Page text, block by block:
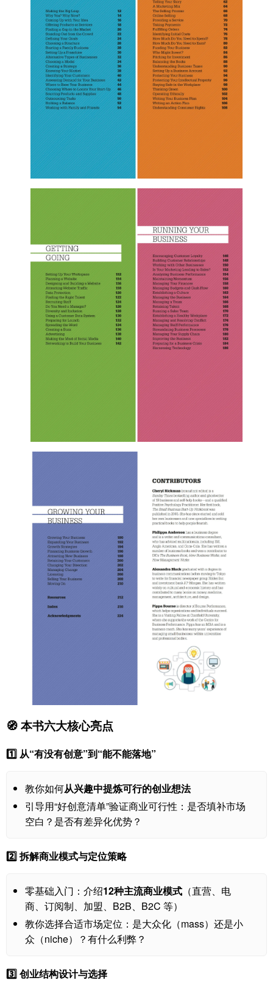
🧭 本书六大核心亮点
1️⃣ 从“有没有创意”到“能不能落地”
教你如何从兴趣中提炼可行的创业想法
引导用“好创意清单”验证商业可行性：是否填补市场
空白？是否有差异化优势？
2️⃣ 拆解商业模式与定位策略
零基础入门：介绍12种主流商业模式 （直营、电
商、订阅制、加盟、B2B、B2C 等）
教你选择合适市场定位：是大众化（mass）还是小
众（niche）？有什么利弊？
3️⃣ 创业结构设计与选择